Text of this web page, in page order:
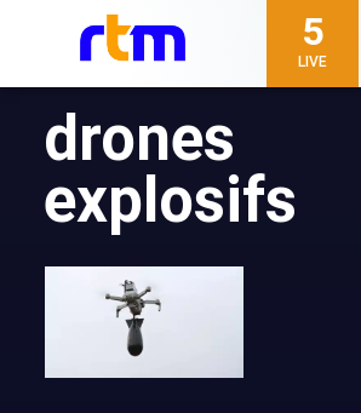
5
LIVE
drones
explosifs